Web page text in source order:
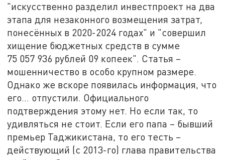
"искусственно разделил инвестпроект на два
этапа для незаконного возмещения затрат,
понесённых в 2020-2024 годах" и "совершил
хищение бюджетных средств в сумме
75 057 936 рублей 09 копеек". Статья –
мошенничество в особо крупном размере.
Однако же вскоре появилась информация, что
его... отпустили. Официального
подтверждения этому нет. Но если так, то
удивляться не стоит. Если его папа – бывший
премьер Таджикистана, то его тесть –
действующий (с 2013-го) глава правительства